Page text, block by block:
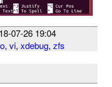
07-26 19:04
, vi, xdebug, zfs